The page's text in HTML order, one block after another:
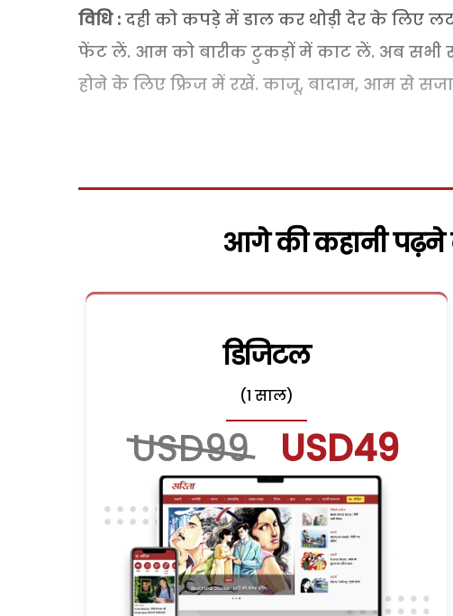
विधि : दही को कपड़े में डाल कर थोड़ी देर के लिए
फेंट लें. आम को बारीक टुकड़ों में काट लें. अब सभी
होने के लिए फ्रिज में रखें. काजू, बादाम, आम से
आगे की कहानी पढ़ने
डिजिटल
(1 साल)
USD99 USD49